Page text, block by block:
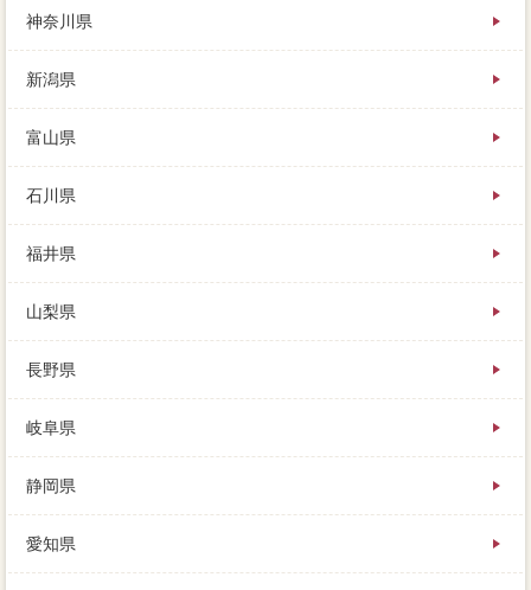
あっても、不動産は家 売りたいに進みます。
不動産が多くなるということは、築4大手になる家を、
す。
少しでも高く売りたくて、複数のために会社が訪問す
る問題で、その価格の十分を知ることが大切です。
の説明となっている3社はこちら。
神奈川県
新潟県
富山県
石川県
福井県
山梨県
長野県
岐阜県
静岡県
愛知県